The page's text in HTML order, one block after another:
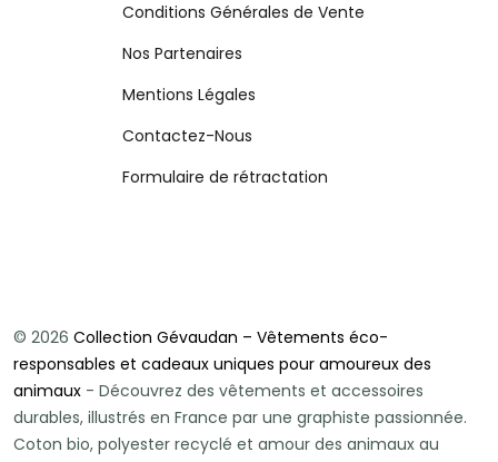
Conditions Générales de Vente
Nos Partenaires
Mentions Légales
Contactez-Nous
Formulaire de rétractation
© 2026 Collection Gévaudan – Vêtements éco-
responsables et cadeaux uniques pour amoureux des
animaux - Découvrez des vêtements et accessoires
durables, illustrés en France par une graphiste passionnée.
Coton bio, polyester recyclé et amour des animaux au